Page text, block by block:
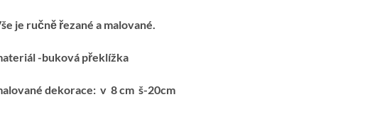
je ručně řezané a malované.
-buková překlížka
dekorace: v 8 cm š-20cm